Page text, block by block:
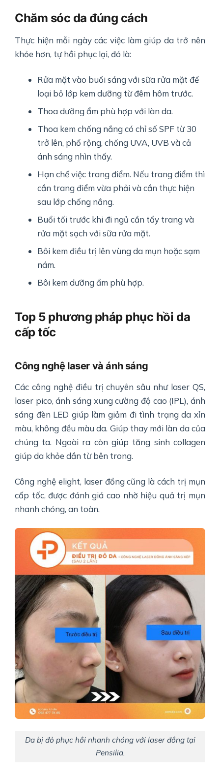
Chăm sóc da đúng cách
Thực hiện mỗi ngày các việc làm giúp da trở nên
khỏe hơn, tự hồi phục lại, đó là:
Rửa mặt vào buổi sáng với sữa rửa mặt để
loại bỏ lớp kem dưỡng từ đêm hôm trước.
Thoa dưỡng ẩm phù hợp với làn da.
Thoa kem chống nắng có chỉ số SPF từ 30
trở lên, phổ rộng, chống UVA, UVB và cả
ánh sáng nhìn thấy.
Hạn chế việc trang điểm. Nếu trang điểm thì
cần trang điểm vừa phải và cần thực hiện
sau lớp chống nắng.
Buổi tối trước khi đi ngủ cần tẩy trang và
rửa mặt sạch với sữa rửa mặt.
Bôi kem điều trị lên vùng da mụn hoặc sạm
nám.
Bôi kem dưỡng ẩm phù hợp.
Top 5 phương pháp phục hồi da
cấp tốc
Công nghệ laser và ánh sáng
Các công nghệ điều trị chuyên sâu như laser QS,
laser pico, ánh sáng xung cường độ cao (IPL), ánh
sáng đèn LED giúp làm giảm đi tình trạng da xỉn
màu, không đều màu da. Giúp thay mới làn da của
chúng ta. Ngoài ra còn giúp tăng sinh collagen
giúp da khỏe dần từ bên trong.
Công nghệ elight, laser đồng cũng là cách trị mụn
cấp tốc, được đánh giá cao nhờ hiệu quả trị mụn
nhanh chóng, an toàn.
Da bị đỏ phục hồi nhanh chóng với laser đồng tại
Pensilia.